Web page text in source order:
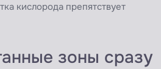
кислорода препятствует
зоны сразу